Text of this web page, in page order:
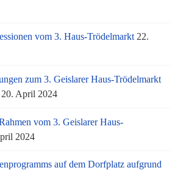
vom 3. Haus-Trödelmarkt 22.
zum 3. Geislarer Haus-Trödelmarkt
20. April 2024
vom 3. Geislarer Haus-
2024
auf dem Dorfplatz aufgrund